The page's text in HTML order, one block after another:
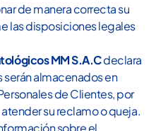
de manera correcta su
las disposiciones legales
MM S.A.Cdeclara
serán almacenados en
de Clientes, por
su reclamo o queja.
sobre el